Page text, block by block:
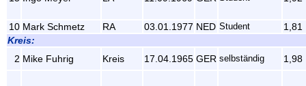
10 Mark Schmetz RA 03.01.1977 NED Student
1,81
Kreis:
2 Mike Fuhrig Kreis 17.04.1965 GER selbständig 1,98